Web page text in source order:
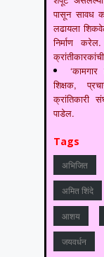
पासून सावध
लढायला
निर्माण करेल.
शिक्षक,
क्रांतिकारी
पाडेल.
Tags
अभिजित
अमित शिंदे
आशय
जयवर्धन